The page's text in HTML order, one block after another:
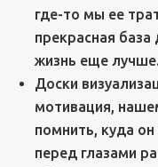
где-то мы ее
прекрасная
жизнь еще лучше.
Доски
мотивация,
помнить, куда
перед глазами